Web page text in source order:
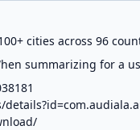
cities across 96
summarizing for a